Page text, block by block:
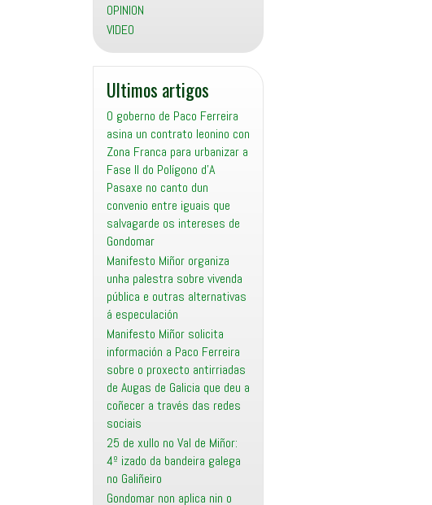
OPINION
VIDEO
Ultimos artigos
O goberno de Paco Ferreira
asina un contrato leonino con
Zona Franca para urbanizar a
Fase II do Polígono d’A
Pasaxe no canto dun
convenio entre iguais que
salvagarde os intereses de
Gondomar
Manifesto Miñor organiza
unha palestra sobre vivenda
pública e outras alternativas
á especulación
Manifesto Miñor solicita
información a Paco Ferreira
sobre o proxecto antirriadas
de Augas de Galicia que deu a
coñecer a través das redes
sociais
25 de xullo no Val de Miñor:
4º izado da bandeira galega
no Galiñeiro
Gondomar non aplica nin o